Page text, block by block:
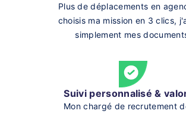
Plus de déplacements en
choisis ma mission en 3 clics,
simplement mes
Suivi personnalisé &
Mon chargé de recrutement